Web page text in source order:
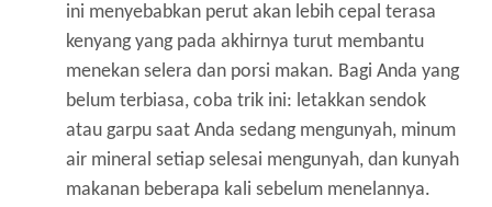
ini menyebabkan perut akan lebih cepal terasa
kenyang yang pada akhirnya turut membantu
menekan selera dan porsi makan. Bagi Anda yang
belum terbiasa, coba trik ini: letakkan sendok
atau garpu saat Anda sedang mengunyah, minum
air mineral setiap selesai mengunyah, dan kunyah
makanan beberapa kali sebelum menelannya.